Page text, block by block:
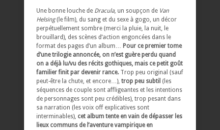
Une bonne louche de Dracula, un soupçon de Van
Helsing(le film), du sang et du sexe à gogo, un décor
perpétuellement sombre (merci la pluie, la nuit, le
brouillard), des scènes d’action engoncées dans le
format des pages d’un album… Pour ce premier tome
d’une trilogie annoncée, on n’est guère perdu quand
on a déjà lu/vu des récits gothiques, mais ce petit goût
familier finit par devenir rance. Trop peu original (sauf
peut-être la chute, et encore…), trop peu subtil (les
séquences de couple sont affligeantes et les intentions
de personnages sont peu crédibles), trop pesant dans
sa narration (les voix off explicatives sont
interminables), cet album tente en vain de dépasser les
lieux communs de l’aventure vampirique en